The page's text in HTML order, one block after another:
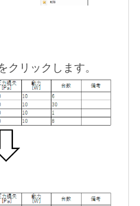
クリックします。